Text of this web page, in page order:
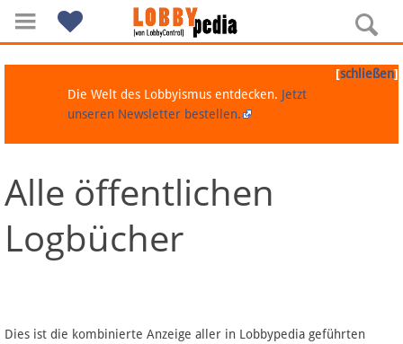
Navigation
Über Lobbypedia
Artikel nach Kategorien
[schließen]
Die Welt des Lobbyismus entdecken. Jetzt
unseren Newsletter bestellen.
Alle öffentlichen
Logbücher
Dies ist die kombinierte Anzeige aller in Lobbypedia geführten